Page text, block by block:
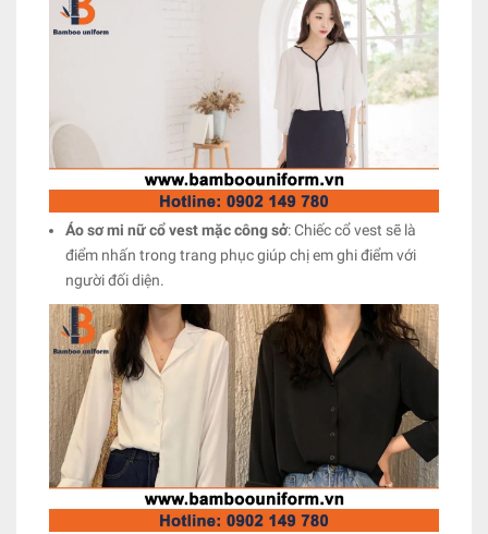
Áo sơ mi nữ cổ vest mặc công sở: Chiếc cổ vest sẽ là
điểm nhấn trong trang phục giúp chị em ghi điểm với
người đối diện.